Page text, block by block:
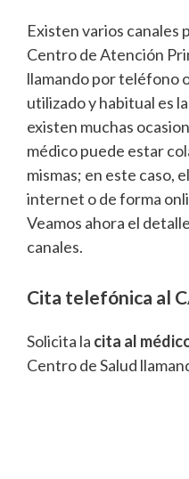
Existen varios canales
Centro de Atención
llamando por teléfono
utilizado y habitual es
existen muchas
médico puede estar
mismas; en este caso,
internet o de forma
Veamos ahora el
canales.
Cita telefónica al
Solicita la cita al
Centro de Salud